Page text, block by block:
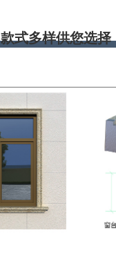
款式多样供您选择